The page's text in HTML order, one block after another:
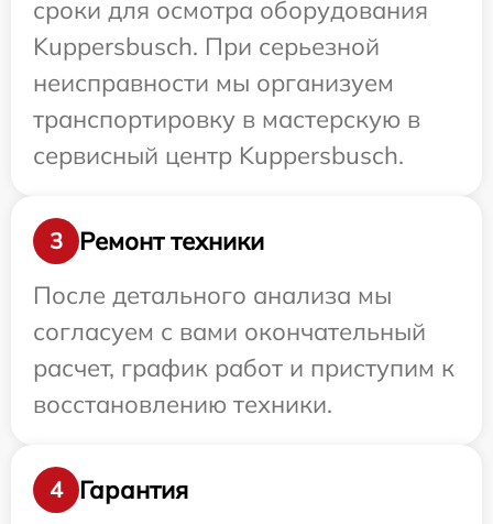
сроки для осмотра оборудования
Kuppersbusch. При серьезной
неисправности мы организуем
транспортировку в мастерскую в
сервисный центр Kuppersbusch.
3
Ремонт техники
После детального анализа мы
согласуем с вами окончательный
расчет, график работ и приступим к
восстановлению техники.
4
Гарантия